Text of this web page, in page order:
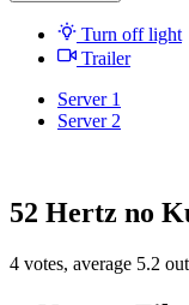
Turn off light
Trailer
Server 1
Server 2
52 Hertz no
4 votes, average 5.2